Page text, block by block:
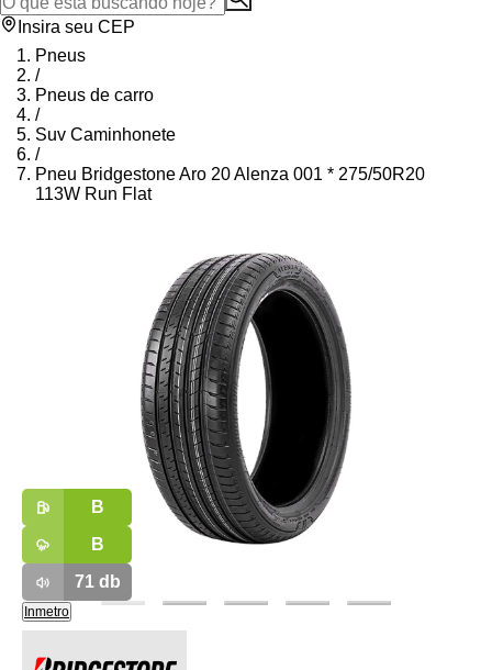
Insira seu CEP
Pneus
/
Pneus de carro
/
Suv Caminhonete
/
Pneu Bridgestone Aro 20 Alenza 001 * 275/50R20
113W Run Flat
B
B
71db
Inmetro